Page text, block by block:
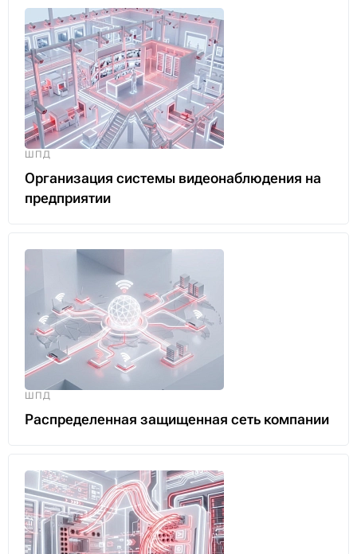
коммутатор Eltex MES3324Fс гарантией от
официального дилераOPTICOM
Кейсы
Организация системы видеонаблюдения на
предприятии
ШПД
Распределенная защищенная сеть компании